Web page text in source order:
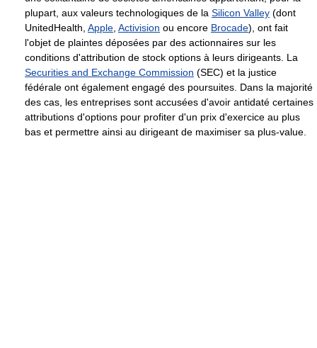
plupart, aux valeurs technologiques de la Silicon Valley (dont
UnitedHealth, Apple Activision ou encore Brocade), ont fait
l'objet de plaintes déposées par des actionnaires sur les
conditions d'attribution de stock options à leurs dirigeants. La
Securities and Exchange Commission (SEC) et la justice
fédérale ont également engagé des poursuites. Dans la majorité
des cas, les entreprises sont accusées d'avoir antidaté certaines
attributions d'options pour profiter d'un prix d'exercice au plus
bas et permettre ainsi au dirigeant de maximiser sa plus-value.